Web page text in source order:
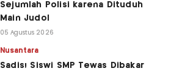
Sejumlah Polisi karena Dituduh
Main Judol
05 Agustus 2026
Nusantara
Sadis! Siswi SMP Tewas Dibakar